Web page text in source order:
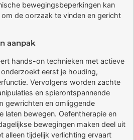
bewegingsbeperkingen kan
de oorzaak te vinden en gericht
aanpak
hands-on technieken met actieve
eerst je houding,
Vervolgens worden zachte
en spierontspannende
gewrichten en omliggende
laten bewegen. Oefentherapie en
bewegingen maken deel uit
alleen tijdelijk verlichting ervaart